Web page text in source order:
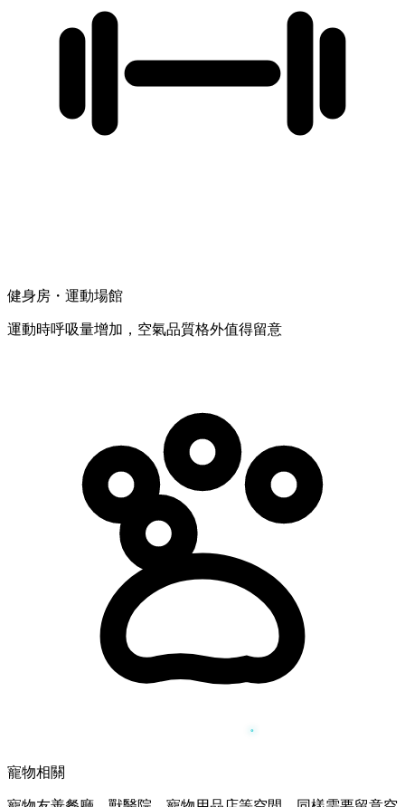
健身房・運動場館
運動時呼吸量增加，空氣品質格外值得留意
寵物相關